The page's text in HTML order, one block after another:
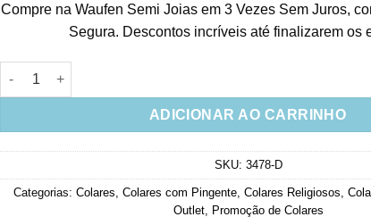
Compre na Waufen Semi Joias em 3 Vezes Sem Juros,
Segura. Descontos incríveis até finalizarem os
Crucifixo De Zirconias Azuis Banho De Rodio Grande Semi
ADICIONAR AO CARRINHO
SKU: 3478-D
Categorias: Colares Colares com Pingente Colares Religiosos
Outlet, Promoção de Colares